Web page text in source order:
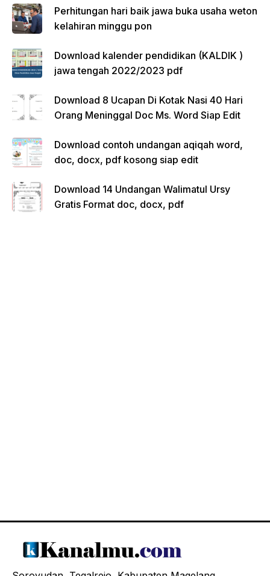
Perhitungan hari baik jawa buka usaha weton
kelahiran minggu pon
Download kalender pendidikan (KALDIK )
jawa tengah 2022/2023 pdf
Download 8 Ucapan Di Kotak Nasi 40 Hari
Orang Meninggal Doc Ms. Word Siap Edit
Download contoh undangan aqiqah word,
doc, docx, pdf kosong siap edit
Download 14 Undangan Walimatul Ursy
Gratis Format doc, docx, pdf